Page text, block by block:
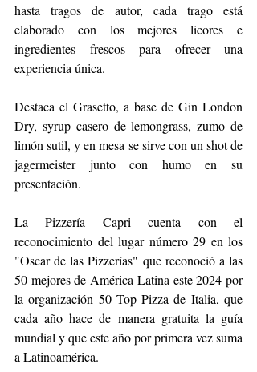
hasta tragos de autor, cada trago está
elaborado con los mejores licores e
ingredientes frescos para ofrecer una
experiencia única.
Destaca el Grasetto, a base de Gin London
Dry, syrup casero de lemongrass, zumo de
limón sutil, y en mesa se sirve con un shot de
jagermeister junto con humo en su
presentación.
La Pizzería Capri cuenta con el
reconocimiento del lugar número 29 en los
"Oscar de las Pizzerías" que reconoció a las
50 mejores de América Latina este 2024 por
la organización 50 Top Pizza de Italia, que
cada año hace de manera gratuita la guía
mundial y que este año por primera vez suma
a Latinoamérica.